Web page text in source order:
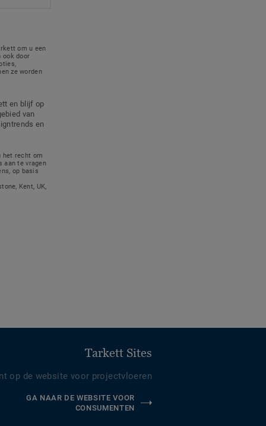
om u een
ook door
ze worden
en blijf op
van
en
het recht om
aan te vragen
op basis
Kent, UK,
Tarkett Sites
op de website voor projectvloeren
GA NAAR DE WEBSITE VOOR
CONSUMENTEN